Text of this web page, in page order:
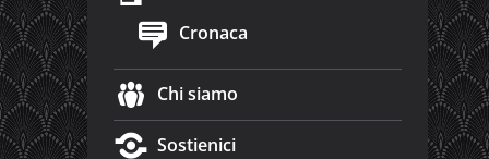
Cronaca
Chi siamo
Sostienici